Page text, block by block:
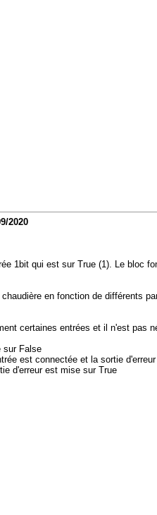
2020
1bit qui est sur True (1). Le bloc
en fonction de différents
certaines entrées et il n'est
sur False
est connectée et la sortie
d'erreur est mise sur True